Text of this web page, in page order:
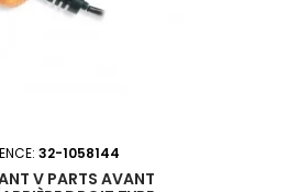
32-1058144
V PARTS AVANT